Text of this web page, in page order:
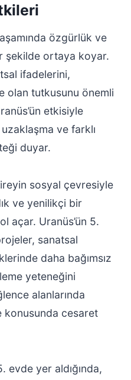
özgürlük ve
şekilde ortaya koyar.
ifadelerini,
olan tutkusunu önemli
etkisiyle
ve farklı
duyar.
sosyal çevresiyle
ve yenilikçi bir
açar. Uranüs’ün 5.
sanatsal
daha bağımsız
yeteneğini
alanlarında
cesaret
evde yer aldığında,